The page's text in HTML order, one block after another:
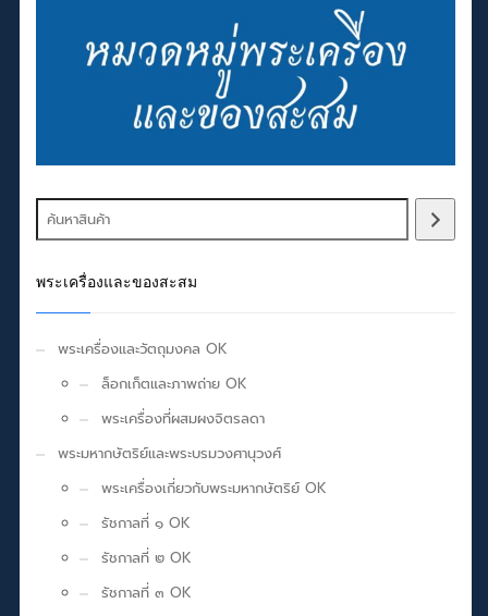
พระเครื่องและของสะสม
พระเครื่องและวัตถุมงคล OK
ล็อกเก็ตและภาพถ่าย OK
พระเครื่องที่ผสมผงจิตรลดา
พระมหากษัตริย์และพระบรมวงศานุวงศ์
พระเครื่องเกี่ยวกับพระมหากษัตริย์ OK
รัชกาลที่ ๑ OK
รัชกาลที่ ๒ OK
รัชกาลที่ ๓ OK